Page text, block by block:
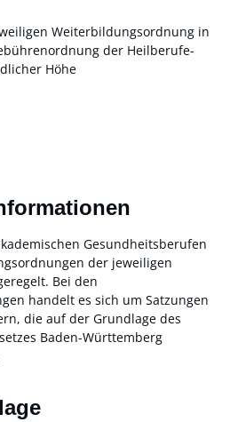
Weiterbildungsordnung in
der Heilberufe-
Höhe
Gesundheitsberufen
der jeweiligen
Bei den
handelt es sich um Satzungen
die auf der Grundlage des
Baden-Württemberg